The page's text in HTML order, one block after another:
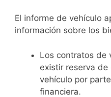
El informe de vehículo
información sobre los
Los contratos de
existir reserva
vehículo por
financiera.